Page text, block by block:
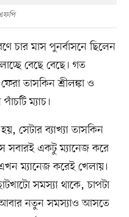
চার মাস পুনর্বাসনে ছিলেন
বেছে বেছে। গত
তাসকিন শ্রীলঙ্কা ও
ম্যাচ।
সেটার ব্যাখ্যা তাসকিন
সবারই একটু ম্যানেজ করে
ম্যানেজ করেই খেলায়।
সমস্যা থাকে, চাপটা
আবার নতুন সমস্যাও আসতে